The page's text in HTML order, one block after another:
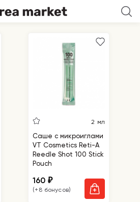
Популярности
2 мл
Саше с микроиглами
VT Cosmetics Reti-A
Reedle Shot 100 Stick
Pouch
160₽
(+8 бонусов)